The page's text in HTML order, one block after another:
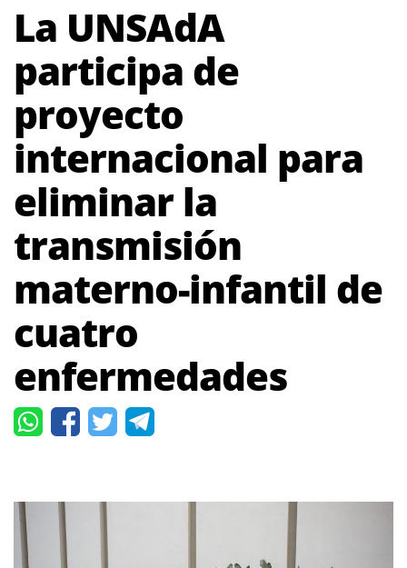
La UNSAdA
participa de
proyecto
internacional para
eliminar la
transmisión
materno-infantil de
cuatro
enfermedades